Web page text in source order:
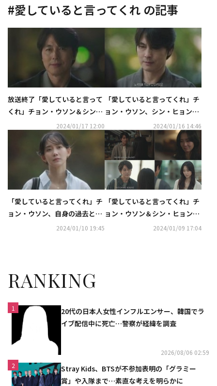
#愛していると言ってくれ の記事
放送終了「愛していると言って
くれ」チョン・ウソン＆シン・
ヒョンビン、二人が迎えた結末
は？【ネタバレあり】
2024/01/17 12:00
「愛していると言ってくれ」チ
ョン・ウソン、シン・ヒョンビ
ンに別れを告げる【ネタバレあ
り】
2024/01/16 14:46
「愛していると言ってくれ」チ
ョン・ウソン、自身の過去と向
き合う【ネタバレあり】
2024/01/10 19:45
「愛していると言ってくれ」チ
ョン・ウソン＆シン・ヒョンビ
ンの関係にすれ違いが発生【ネ
2024/01/09 17:04
RANKING
1
20代の日本人女性インフルエンサー、韓国でラ
イブ配信中に死亡…警察が経緯を調査
2026/08/06 02:59
2
Stray Kids、BTSが不参加表明の「グラミー
賞」や入隊まで…素直な考えを明らかに